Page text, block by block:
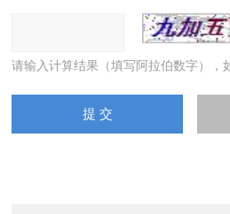
请输入计算结果（填写阿拉伯数字），